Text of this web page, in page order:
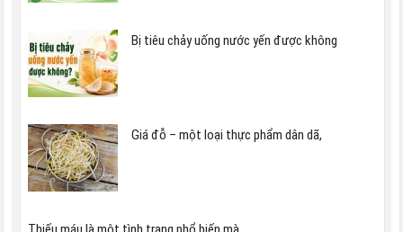
Bị tiêu chảy uống nước yến được không
Giá đỗ – một loại thực phẩm dân dã,